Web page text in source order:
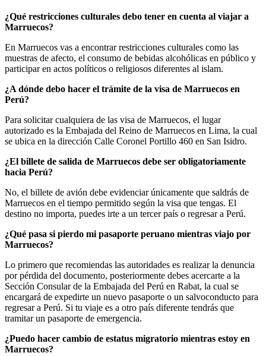
¿Qué restricciones culturales debo tener en cuenta al viajar a
Marruecos?
En Marruecos vas a encontrar restricciones culturales como las
muestras de afecto, el consumo de bebidas alcohólicas en público y
participar en actos políticos o religiosos diferentes al islam.
¿A dónde debo hacer el trámite de la visa de Marruecos en
Perú?
Para solicitar cualquiera de las visa de Marruecos, el lugar
autorizado es la Embajada del Reino de Marruecos en Lima, la cual
se ubica en la dirección Calle Coronel Portillo 460 en San Isidro.
¿El billete de salida de Marruecos debe ser obligatoriamente
hacia Perú?
No, el billete de avión debe evidenciar únicamente que saldrás de
Marruecos en el tiempo permitido según la visa que tengas. El
destino no importa, puedes irte a un tercer país o regresar a Perú.
¿Qué pasa si pierdo mi pasaporte peruano mientras viajo por
Marruecos?
Lo primero que recomiendas las autoridades es realizar la denuncia
por pérdida del documento, posteriormente debes acercarte a la
Sección Consular de la Embajada del Perú en Rabat, la cual se
encargará de expedirte un nuevo pasaporte o un salvoconducto para
regresar a Perú. Si tu viaje es a otro país diferente tendrás que
tramitar un pasaporte de emergencia.
¿Puedo hacer cambio de estatus migratorio mientras estoy en
Marruecos?